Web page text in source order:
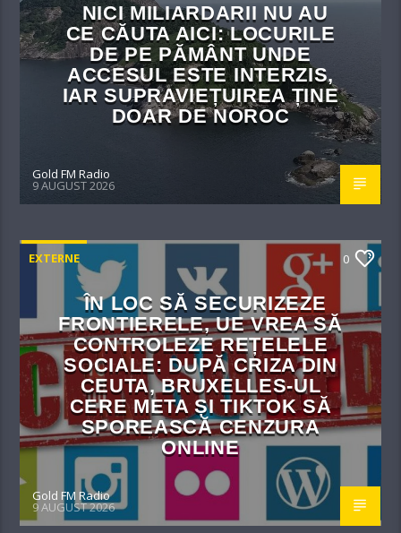
NICI MILIARDARII NU AU
CE CĂUTA AICI: LOCURILE
DE PE PĂMÂNT UNDE
ACCESUL ESTE INTERZIS,
IAR SUPRAVIEȚUIREA ȚINE
DOAR DE NOROC
Gold FM Radio
9 AUGUST 2026
EXTERNE 0
ÎN LOC SĂ SECURIZEZE
FRONTIERELE, UE VREA SĂ
CONTROLEZE REȚELELE
SOCIALE: DUPĂ CRIZA DIN
CEUTA, BRUXELLES-UL
CERE META ȘI TIKTOK SĂ
SPOREASCĂ CENZURA
ONLINE
Gold FM Radio
9 AUGUST 2026